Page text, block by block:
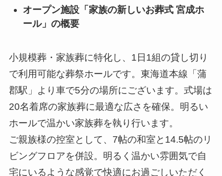
オープン施設「家族の新しいお葬式 宮成ホ
ール」の概要
小規模葬・家族葬に特化し、1日1組の貸し切り
で利用可能な葬祭ホールです。東海道本線「蒲
郡駅」より車で5分の場所にございます。式場は
20名着席の家族葬に最適な広さを確保。明るい
ホールで温かい家族葬を執り行います。
ご親族様の控室として、7帖の和室と14.5帖のリ
ビングフロアを併設。明るく温かい雰囲気で⾃
宅にいるような感覚で快適にお過ごしいただく